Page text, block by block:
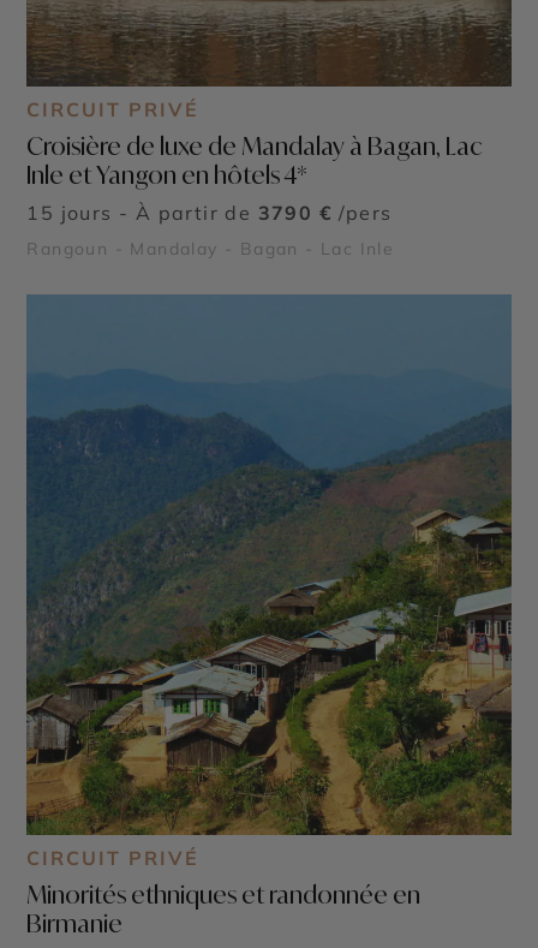
CIRCUIT PRIVÉ
Croisière de luxe de Mandalay à Bagan, Lac
Inle et Yangon en hôtels 4*
15 jours - À partir de 3790 € /pers
Rangoun - Mandalay - Bagan - Lac Inle
CIRCUIT PRIVÉ
Minorités ethniques et randonnée en
Birmanie